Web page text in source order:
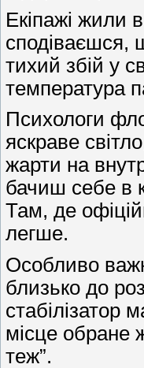
Екіпажі жили
сподіваєшся,
тихий збій у
температура
Психологи
яскраве
жарти на
бачиш себе в
Там, де
легше.
Особливо
близько до
стабілізатор
місце обране
теж”.